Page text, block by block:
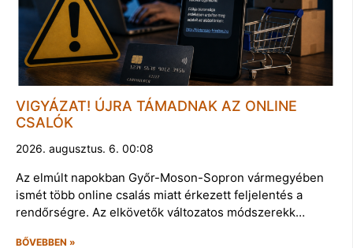
VIGYÁZAT! ÚJRA TÁMADNAK AZ ONLINE
CSALÓK
2026. augusztus. 6. 00:08
Az elmúlt napokban Győr-Moson-Sopron vármegyében
ismét több online csalás miatt érkezett feljelentés a
rendőrségre. Az elkövetők változatos módszerekk…
BŐVEBBEN »